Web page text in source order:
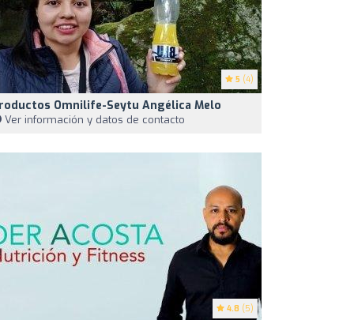
5 (4)
Omnilife-Seytu Angélica Melo
Ver información y datos de contacto
4.8 (5)